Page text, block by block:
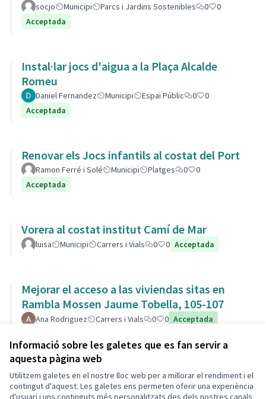
Informació sobre les galetes que es fan servir a
aquesta pàgina web
Utilitzem galetes en el nostre lloc web per a millorar el rendiment i el
contingut d'aquest. Les galetes ens permeten oferir una experiència
d'usuari i uns continguts més personalitzats des dels nostres canals
socjo Municipi Parcs i Jardins Sostenibles 0
0
Acceptada
Instal·lar jocs d'aigua a la Plaça Alcalde
Romeu
Daniel Fernandez Municipi Espai Públic 0
0
Acceptada
Renovar els Jocs infantils al costat del Port
Ramon Ferré i Solé Municipi Platges 0
0
Acceptada
Vorera al costat institut Camí de Mar
luisa Municipi Carrers i Vials 0 0 Acceptada
Mejorar el acceso a las viviendas sitas en
Rambla Mossen Jaume Tobella, 105-107
Ana Rodriguez Carrers i Vials 0 0 Acceptada
Termes i condicions d'ús
Configuració de les galetes